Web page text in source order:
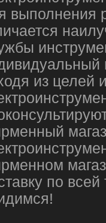
выполнения
из целей
по